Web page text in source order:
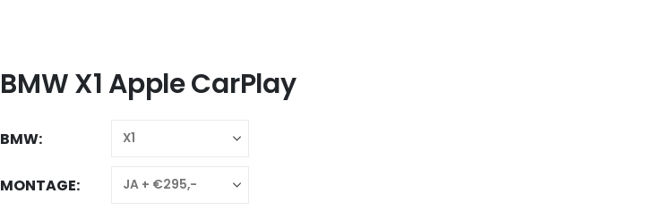
BMW X1 Apple CarPlay
BMW
MONTAGE